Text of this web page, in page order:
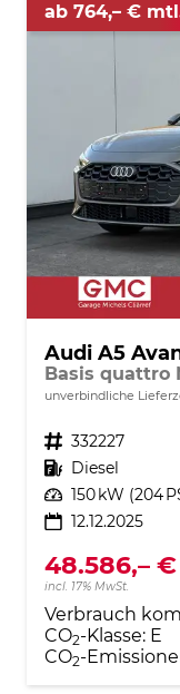
ab 764,– €
Audi A5
Basis quattro
unverbindliche
Fahrzeugnr. 332227
Kraftstoff Diesel
Leistung 150 kW (204
12.12.2025
48.586,– €
incl. 17% MwSt.
Verbrauch
CO2-Klasse: E
CO2-